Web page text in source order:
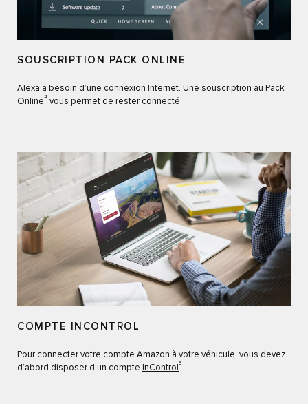
SOUSCRIPTION PACK ONLINE
Alexa a besoin d’une connexion Internet. Une souscription au Pack
Online4 vous permet de rester connecté.
COMPTE INCONTROL
Pour connecter votre compte Amazon à votre véhicule, vous devez
d’abord disposer d’un compte InControl 5.